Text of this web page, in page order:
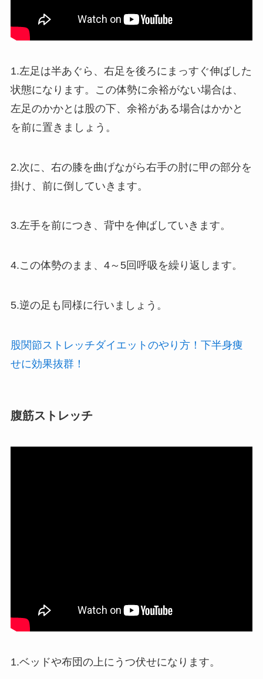
1.左足は半あぐら、右足を後ろにまっすぐ伸ばした
状態になります。この体勢に余裕がない場合は、
左足のかかとは股の下、余裕がある場合はかかと
を前に置きましょう。
2.次に、右の膝を曲げながら右手の肘に甲の部分を
掛け、前に倒していきます。
3.左手を前につき、背中を伸ばしていきます。
4.この体勢のまま、4～5回呼吸を繰り返します。
5.逆の足も同様に行いましょう。
股関節ストレッチダイエットのやり方！下半身痩
せに効果抜群！
腹筋ストレッチ
1.ベッドや布団の上にうつ伏せになります。